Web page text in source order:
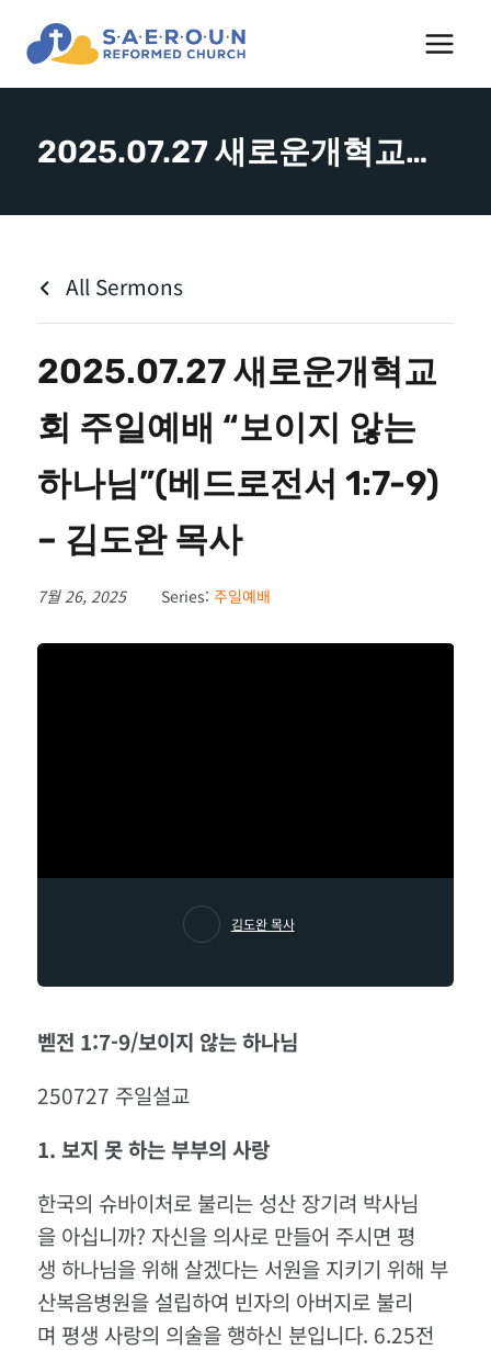
content
2025.07.27 새로운개혁교회 주일예배 “보이지 않는 하나님”(베드로전서 1:7-9) – 김도완 목사
All Sermons
2025.07.27 새로운개혁교
회 주일예배 “보이지 않는
하나님”(베드로전서 1:7-9)
– 김도완 목사
7월 26, 2025 Series: 주일예배
김도완 목사
벧전 1:7-9/보이지 않는 하나님
250727 주일설교
1. 보지 못 하는 부부의 사랑
한국의 슈바이처로 불리는 성산 장기려 박사님
을 아십니까? 자신을 의사로 만들어 주시면 평
생 하나님을 위해 살겠다는 서원을 지키기 위해 부
산복음병원을 설립하여 빈자의 아버지로 불리
며 평생 사랑의 의술을 행하신 분입니다. 6.25전